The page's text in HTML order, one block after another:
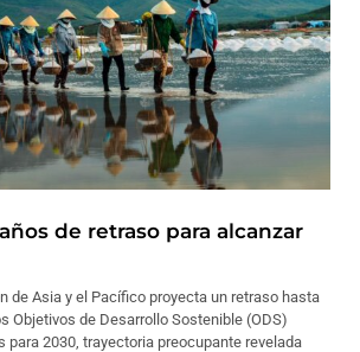
de retraso para alcanzar
de Asia y el Pacífico proyecta un retraso hasta
Objetivos de Desarrollo Sostenible (ODS)
para 2030, trayectoria preocupante revelada